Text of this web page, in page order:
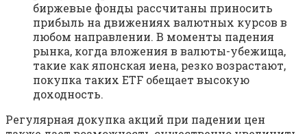
биржевые фонды рассчитаны приносить
прибыль на движениях валютных курсов в
любом направлении. В моменты падения
рынка, когда вложения в валюты-убежища,
такие как японская иена, резко возрастают,
покупка таких ETF обещает высокую
доходность.
Регулярная докупка акций при падении цен